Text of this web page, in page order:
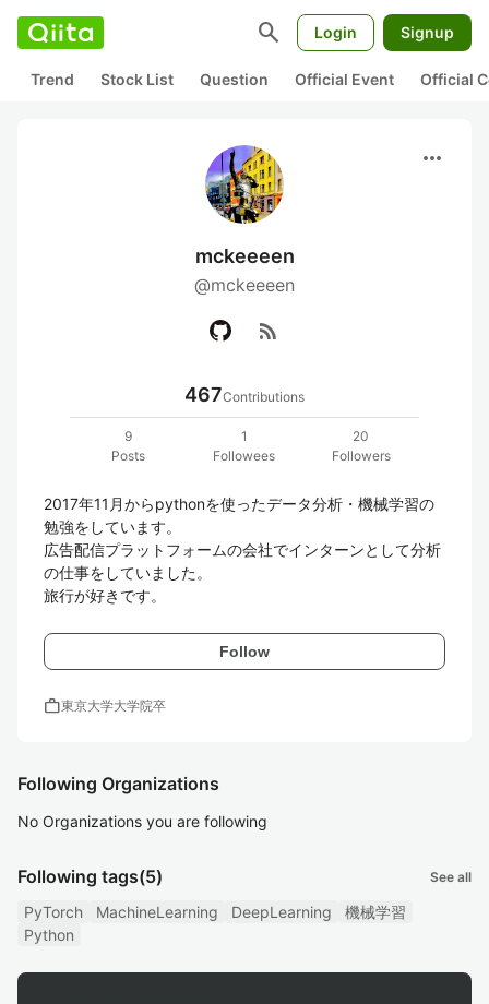
search Login Signup
Trend Stock List Question Official Event Official
more_horiz
mckeeeen
@mckeeeen
rss_feed
467Contributions
9
Posts
1
Followees
20
Followers
2017年11月からpythonを使ったデータ分析・機械学習の
勉強をしています。
広告配信プラットフォームの会社でインターンとして分析
の仕事をしていました。
旅行が好きです。
Follow
work東京大学大学院卒
Following Organizations
No Organizations you are following
Following tags(5) See all
PyTorch MachineLearning DeepLearning
機械学習
Python